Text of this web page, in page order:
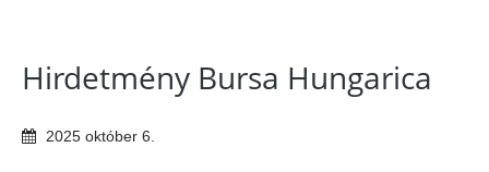
Hirdetmény Bursa Hungarica
2025 október 6